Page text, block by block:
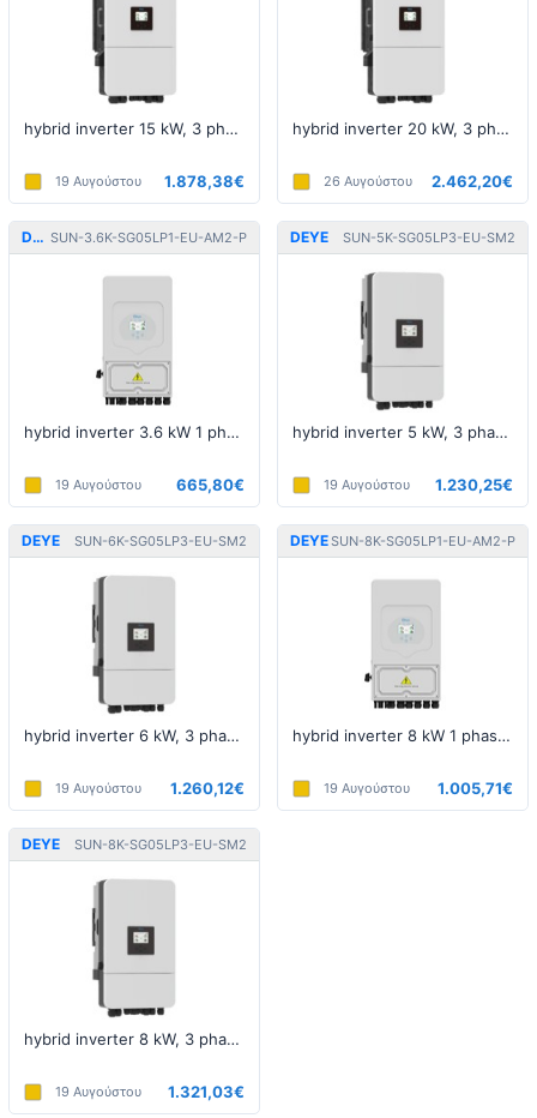
hybrid inverter 15 kW, 3 phase, 5th generation, LV
19 Αυγούστου 1.878,38€
hybrid inverter 20 kW, 3 phase, 5th generation, LV
26 Αυγούστου 2.462,20€
DEYE SUN-3.6K-SG05LP1-EU-AM2-P
hybrid inverter 3.6 kW 1 phase 5th generation LV
19 Αυγούστου 665,80€
DEYE SUN-5K-SG05LP3-EU-SM2
hybrid inverter 5 kW, 3 phase, 5th generation, LV
19 Αυγούστου 1.230,25€
DEYE SUN-6K-SG05LP3-EU-SM2
hybrid inverter 6 kW, 3 phase, 5th generation, LV
19 Αυγούστου 1.260,12€
DEYESUN-8K-SG05LP1-EU-AM2-P
hybrid inverter 8 kW 1 phase 5th generation LV
19 Αυγούστου 1.005,71€
DEYE SUN-8K-SG05LP3-EU-SM2
hybrid inverter 8 kW, 3 phase, 5th generation, LV
19 Αυγούστου 1.321,03€